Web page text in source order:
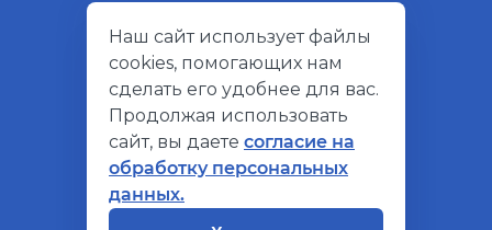
электронный адрес
support@socialkompas.ru
© Социальный компас, 2026
Политика конфиденциальности
Наш сайт использует файлы
cookies, помогающих нам
сделать его удобнее для вас.
Продолжая использовать
сайт, вы даете согласие на
обработку персональных
данных.